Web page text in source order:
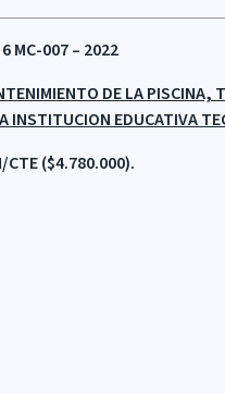
MC-007 – 2022
DE LA PISCINA,
INSTITUCION EDUCATIVA
CTE ($4.780.000).